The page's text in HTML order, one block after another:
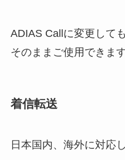
ADIAS Callに変更して
そのままご使用できます
着信転送
日本国内、海外に対応